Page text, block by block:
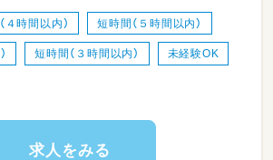
べき業務の変更なし
所の変更なし
４時間以内） 短時間（５時間以内）
短時間（３時間以内） 未経験OK
求人をみる